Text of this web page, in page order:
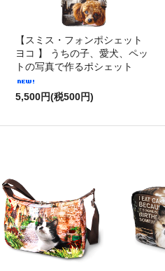
【スミス・フォンポシェット
ヨコ 】 うちの子、愛犬、ペッ
トの写真で作るポシェット
5,500円(税500円)